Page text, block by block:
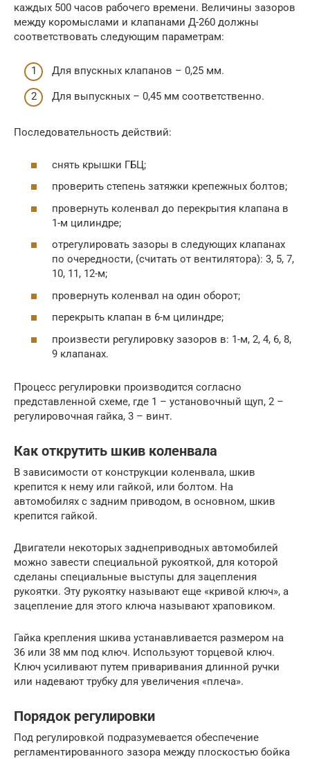
каждых 500 часов рабочего времени. Величины зазоров
между коромыслами и клапанами Д-260 должны
соответствовать следующим параметрам:
Для впускных клапанов – 0,25 мм.
Для выпускных – 0,45 мм соответственно.
Последовательность действий:
снять крышки ГБЦ;
проверить степень затяжки крепежных болтов;
провернуть коленвал до перекрытия клапана в
1-м цилиндре;
отрегулировать зазоры в следующих клапанах
по очередности, (считать от вентилятора): 3, 5, 7,
10, 11, 12-м;
провернуть коленвал на один оборот;
перекрыть клапан в 6-м цилиндре;
произвести регулировку зазоров в: 1-м, 2, 4, 6, 8,
9 клапанах.
Процесс регулировки производится согласно
представленной схеме, где 1 – установочный щуп, 2 –
регулировочная гайка, 3 – винт.
Как открутить шкив коленвала
В зависимости от конструкции коленвала, шкив
крепится к нему или гайкой, или болтом. На
автомобилях с задним приводом, в основном, шкив
крепится гайкой.
Двигатели некоторых заднеприводных автомобилей
можно завести специальной рукояткой, для которой
сделаны специальные выступы для зацепления
рукоятки. Эту рукоятку называют еще «кривой ключ», а
зацепление для этого ключа называют храповиком.
Гайка крепления шкива устанавливается размером на
36 или 38 мм под ключ. Используют торцевой ключ.
Ключ усиливают путем приваривания длинной ручки
или надевают трубку для увеличения «плеча».
Порядок регулировки
Под регулировкой подразумевается обеспечение
регламентированного зазора между плоскостью бойка